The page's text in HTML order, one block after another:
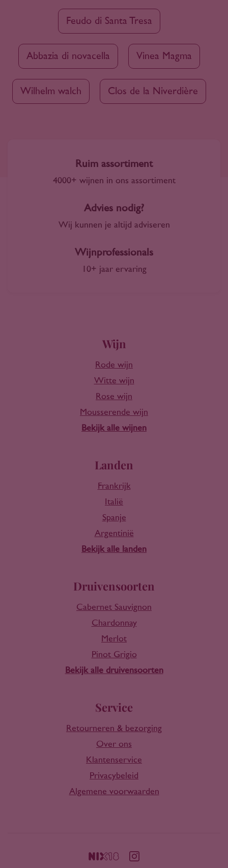
Feudo di Santa Tresa
Abbazia di novacella Vinea Magma
Wilhelm walch Clos de la Niverdière
Ruim assortiment
4000+ wijnen in ons assortiment
Advies nodig?
Wij kunnen je altijd adviseren
Wijnprofessionals
10+ jaar ervaring
Wijn
Rode wijn
Witte wijn
Rose wijn
Mousserende wijn
Bekijk alle wijnen
Landen
Frankrijk
Italië
Spanje
Argentinië
Bekijk alle landen
Druivensoorten
Cabernet Sauvignon
Chardonnay
Merlot
Pinot Grigio
Bekijk alle druivensoorten
Service
Retourneren & bezorging
Over ons
Klantenservice
Privacybeleid
Algemene voorwaarden